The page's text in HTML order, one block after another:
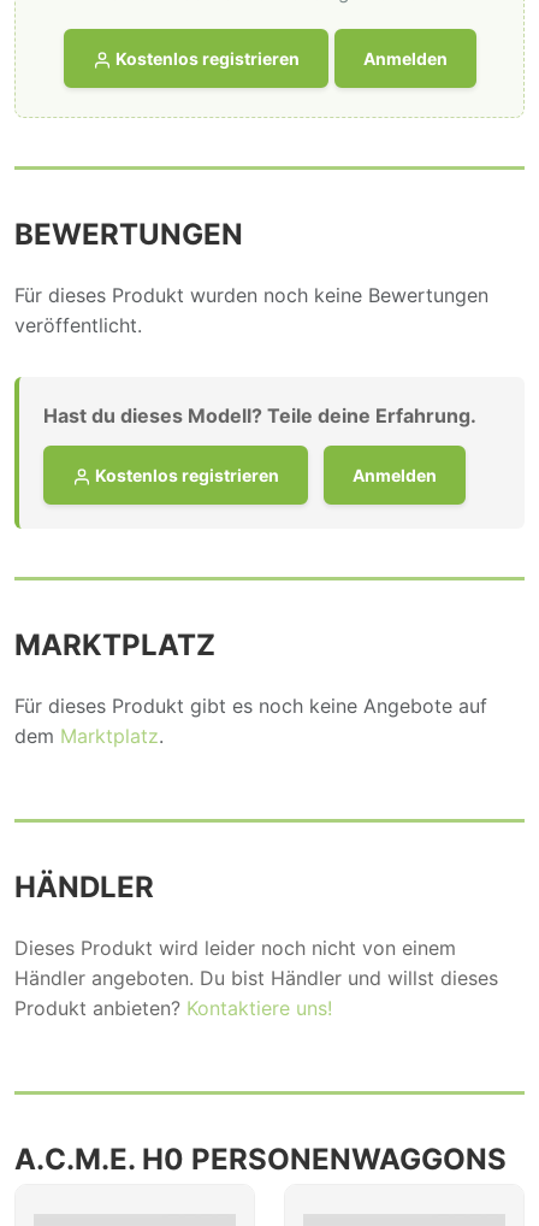
Kostenlos registrieren Anmelden
BEWERTUNGEN
Für dieses Produkt wurden noch keine Bewertungen
veröffentlicht.
Hast du dieses Modell? Teile deine Erfahrung.
Kostenlos registrieren Anmelden
MARKTPLATZ
Für dieses Produkt gibt es noch keine Angebote auf
dem Marktplatz.
HÄNDLER
Dieses Produkt wird leider noch nicht von einem
Händler angeboten. Du bist Händler und willst dieses
Produkt anbieten? Kontaktiere uns!
A.C.M.E. H0 PERSONENWAGGONS